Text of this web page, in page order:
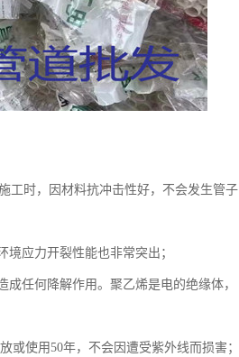
工时，因材料抗冲击性好，不会发生管子
应力开裂性能也非常突出；
任何降解作用。聚乙烯是电的绝缘体，
使用50年，不会因遭受紫外线而损害；